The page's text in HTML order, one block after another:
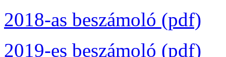
2018-as beszámoló (pdf)
2019-es beszámoló (pdf)